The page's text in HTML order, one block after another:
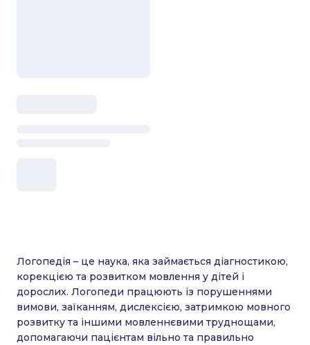
Логопедія – це наука, яка займається діагностикою,
корекцією та розвитком мовлення у дітей і
дорослих. Логопеди працюють із порушеннями
вимови, заїканням, дислексією, затримкою мовного
розвитку та іншими мовленнєвими труднощами,
допомагаючи пацієнтам вільно та правильно